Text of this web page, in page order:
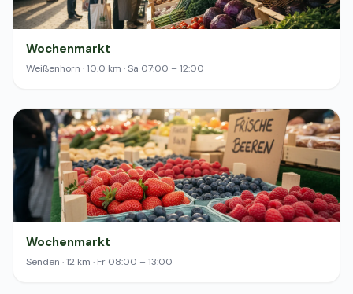
Wochenmarkt
Weißenhorn · 10.0 km · Sa 07:00 – 12:00
Wochenmarkt
Senden · 12 km · Fr 08:00 – 13:00